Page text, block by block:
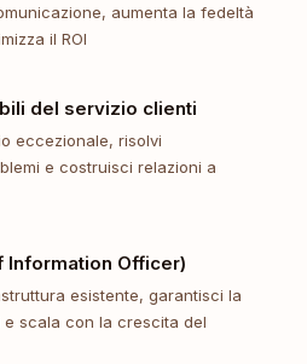
aumenta la fedeltà
il ROI
del servizio clienti
eccezionale, risolvi
e costruisci relazioni a
Information Officer)
esistente, garantisci la
scala con la crescita del